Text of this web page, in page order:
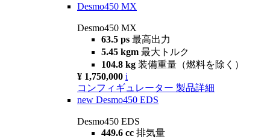
Desmo450 MX
Desmo450 MX
63.5 ps 最高出力
5.45 kgm 最大トルク
104.8 kg 装備重量（燃料を除く）
¥ 1,750,000 i
コンフィギュレーター 製品詳細
new Desmo450 EDS
Desmo450 EDS
449.6 cc 排気量